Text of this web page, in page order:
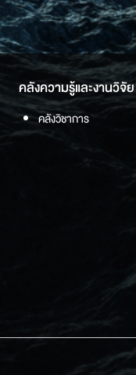
คลังความรู้และงานวิจัย
คลังวิชาการ